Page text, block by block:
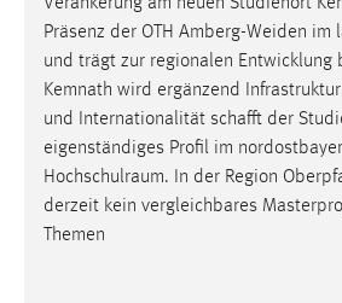
Präsenz der OTH Amberg-Weiden im
und trägt zur regionalen Entwicklung
Kemnath wird ergänzend
und Internationalität schafft der
eigenständiges Profil im
Hochschulraum. In der Region
derzeit kein vergleichbares
Themen